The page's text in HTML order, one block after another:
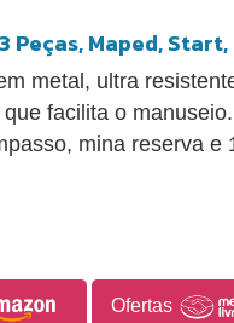
Peças, Maped, Start,
metal, ultra
facilita o
mina reserva e
Ofertas